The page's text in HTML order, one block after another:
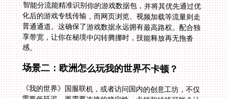
感。
场景二：欧洲怎么玩我的世界不卡顿？
《我的世界》国服联机，或者访问国内的创意工坊，不仅
需要低延迟，更需要连接的稳定性。卡顿和掉线可能会让
你辛苦建造的世界出现错误。这时，加速器的“稳定无限
流量”让你可以长时间稳定连接，而“全球节点”让你能从欧
洲快速接入。更重要的是“数据安全加密”功能，它能保护
你的游戏账号和联机数据在长途传输中不被窃听或干扰，